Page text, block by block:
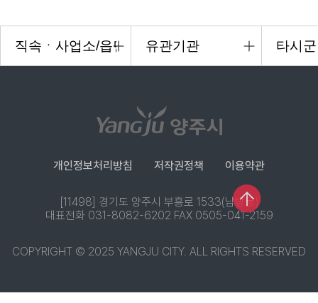
개인정보처리방침 저작권정책 이용약관
[11498] 경기도 양주시 부흥로 1533(남방동)
대표전화 031-8082-6202 FAX 0505-041-2159
COPYRIGHT © 2025 YANGJU CITY. ALL RIGHTS RESERVED